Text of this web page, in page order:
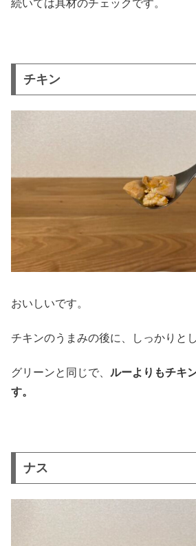
続いては具材のチェックです。
チキン
おいしいです。
チキンのうまみの後に、しっかりと
グリーンと同じで、 ルーよりもチキ
す。
ナス